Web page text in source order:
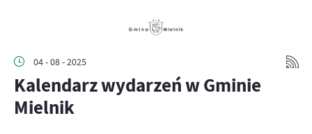
04 - 08 - 2025
Kalendarz wydarzeń w Gminie
Mielnik